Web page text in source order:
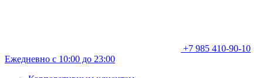
+7 985 410-90-10
Ежедневно с 10:00 до 23:00